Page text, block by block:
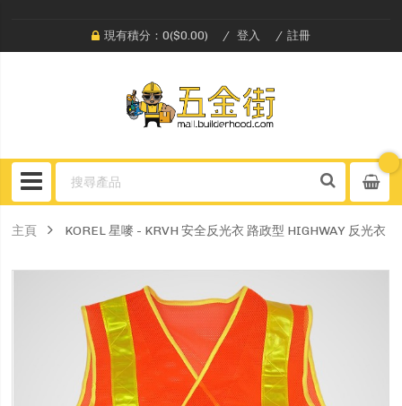
現有積分：0($0.00) 登入 註冊
主頁 KOREL 星嘜 - KRVH 安全反光衣 路政型 HIGHWAY 反光衣